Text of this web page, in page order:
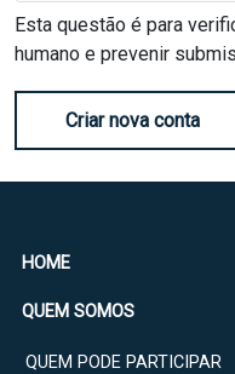
Esta questão é para
humano e prevenir
Criar nova conta
HOME
QUEM SOMOS
QUEM PODE PARTICIPAR